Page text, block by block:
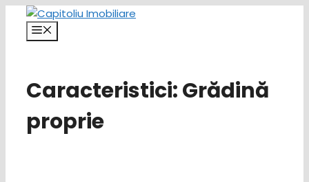
conținut
Caracteristici:Grădină
proprie